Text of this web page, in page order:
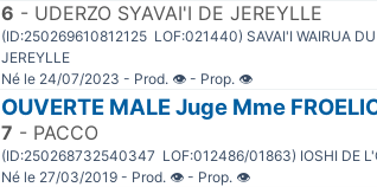
6 - UDERZO SYAVAI'I DE JEREYLLE
(ID:250269610812125 LOF:021440) SAVAI'I WAIRUA
JEREYLLE
Né le 24/07/2023 - Prod. 👁 - Prop. 👁
OUVERTE MALE Juge Mme
7 - PACCO
(ID:250268732540347 LOF:012486/01863) IOSHI DE
Né le 27/03/2019 - Prod. 👁 - Prop. 👁